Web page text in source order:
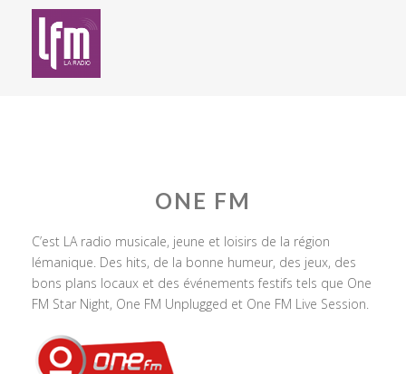
ONE FM
C’est LA radio musicale, jeune et loisirs de la région
lémanique. Des hits, de la bonne humeur, des jeux, des
bons plans locaux et des événements festifs tels que One
FM Star Night, One FM Unplugged et One FM Live Session.